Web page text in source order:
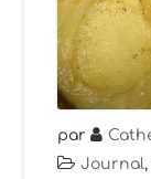
par
Journal,